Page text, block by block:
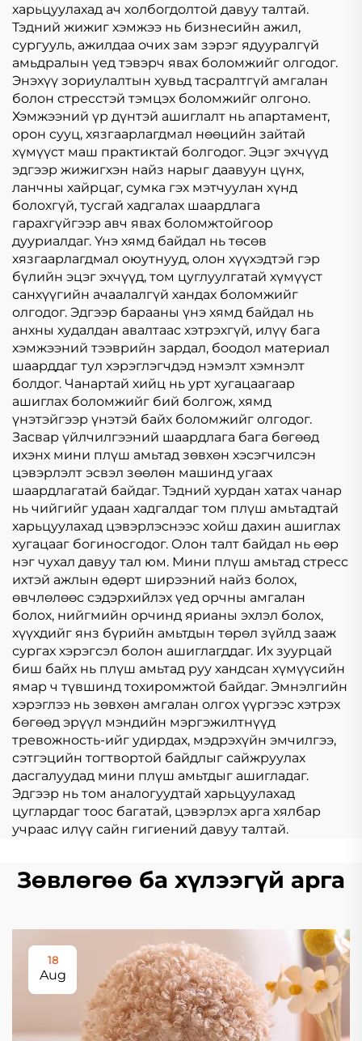
харьцуулахад ач холбогдолтой давуу талтай.
Тэдний жижиг хэмжээ нь бизнесийн ажил,
сургууль, ажилдаа очих зам зэрэг ядууралгүй
амьдралын үед тэвэрч явах боломжийг олгодог.
Энэхүү зориулалтын хувьд тасралтгүй амгалан
болон стресстэй тэмцэх боломжийг олгоно.
Хэмжээний үр дүнтэй ашиглалт нь апартамент,
орон сууц, хязгаарлагдмал нөөцийн зайтай
хүмүүст маш практиктай болгодог. Эцэг эхчүүд
эдгээр жижигхэн найз нарыг даавуун цүнх,
ланчны хайрцаг, сумка гэх мэтчуулан хүнд
болохгүй, тусгай хадгалах шаардлага
гарахгүйгээр авч явах боломжтойгоор
дууриалдаг. Үнэ хямд байдал нь төсөв
хязгаарлагдмал оюутнууд, олон хүүхэдтэй гэр
бүлийн эцэг эхчүүд, том цуглуулгатай хүмүүст
санхүүгийн ачаалалгүй хандах боломжийг
олгодог. Эдгээр барааны үнэ хямд байдал нь
анхны худалдан авалтаас хэтрэхгүй, илүү бага
хэмжээний тээврийн зардал, боодол материал
шаарддаг тул хэрэглэгчдэд нэмэлт хэмнэлт
болдог. Чанартай хийц нь урт хугацаагаар
ашиглах боломжийг бий болгож, хямд
үнэтэйгээр үнэтэй байх боломжийг олгодог.
Засвар үйлчилгээний шаардлага бага бөгөөд
ихэнх мини плүш амьтад зөвхөн хэсэгчилсэн
цэвэрлэлт эсвэл зөөлөн машинд угаах
шаардлагатай байдаг. Тэдний хурдан хатах чанар
нь чийгийг удаан хадгалдаг том плүш амьтадтай
харьцуулахад цэвэрлэснээс хойш дахин ашиглах
хугацааг богиносгодог. Олон талт байдал нь өөр
нэг чухал давуу тал юм. Мини плүш амьтад стресс
ихтэй ажлын өдөрт ширээний найз болох,
өвчлөлөөс сэдэрхийлэх үед орчны амгалан
болох, нийгмийн орчинд ярианы эхлэл болох,
хүүхдийг янз бүрийн амьтдын төрөл зүйлд зааж
сургах хэрэгсэл болон ашиглагддаг. Их зуурцай
биш байх нь плүш амьтад руу хандсан хүмүүсийн
ямар ч түвшинд тохиромжтой байдаг. Эмнэлгийн
хэрэглээ нь зөвхөн амгалан олгох үүргээс хэтрэх
бөгөөд эрүүл мэндийн мэргэжилтнүүд
тревожность-ийг удирдах, мэдрэхүйн эмчилгээ,
сэтгэцийн тогтвортой байдлыг сайжруулах
дасгалуудад мини плүш амьтдыг ашигладаг.
Эдгээр нь том аналогуудтай харьцуулахад
цуглардаг тоос багатай, цэвэрлэх арга хялбар
учраас илүү сайн гигиений давуу талтай.
Зөвлөгөө ба хүлээгүй арга
18
Aug